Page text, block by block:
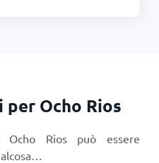
Ocho Rios
Rios può essere